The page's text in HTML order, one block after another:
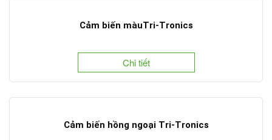
Cảm biến màuTri-Tronics
Chi tiết
Cảm biến hồng ngoại Tri-Tronics